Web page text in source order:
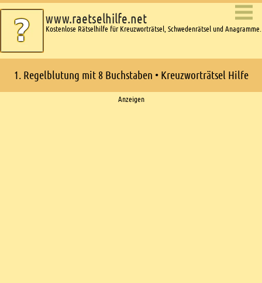
www.raetselhilfe.net
Kostenlose Rätselhilfe für Kreuzworträtsel, Schwedenrätsel und Anagramme.
1. Regelblutung mit 8 Buchstaben • Kreuzworträtsel Hilfe
Anzeigen